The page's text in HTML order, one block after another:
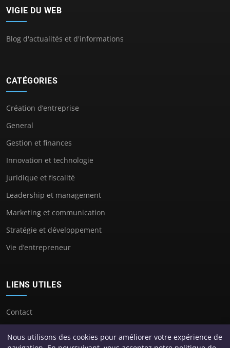
VIGIE DU WEB
Blog d'actualités et d'informations
CATÉGORIES
Création d’entreprise
General
Gestion et finances
Innovation et technologie
Juridique et fiscalité
Leadership et management
Marketing et communication
Stratégie et développement
Vie d’entrepreneur
LIENS UTILES
Contact
Nous utilisons des cookies pour améliorer votre expérience de